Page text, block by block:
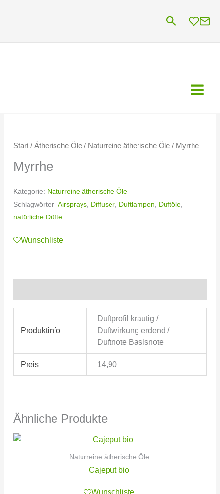
Suchen
Start/ Ätherische Öle/ Naturreine ätherische Öle/ Myrrhe
Myrrhe
Kategorie: Naturreine ätherische Öle
Schlagwörter: Airsprays, Diffuser, Duftlampen Duftöle,
natürliche Düfte
Wunschliste
Produktinfo
Duftprofil krautig /
Duftwirkung erdend /
Duftnote Basisnote
Preis 14,90
Ähnliche Produkte
Naturreine ätherische Öle
Cajeput bio
Wunschliste